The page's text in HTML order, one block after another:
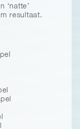
‘natte’
resultaat.